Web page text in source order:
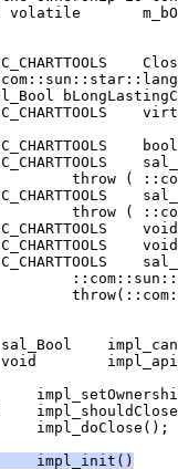
impl_doClose();
impl_init()